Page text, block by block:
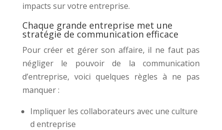
impacts sur votre entreprise.
Chaque grande entreprise met une
stratégie de communication efficace
Pour créer et gérer son affaire, il ne faut pas
négliger le pouvoir de la communication
d’entreprise, voici quelques règles à ne pas
manquer :
Impliquer les collaborateurs avec une culture
d entreprise